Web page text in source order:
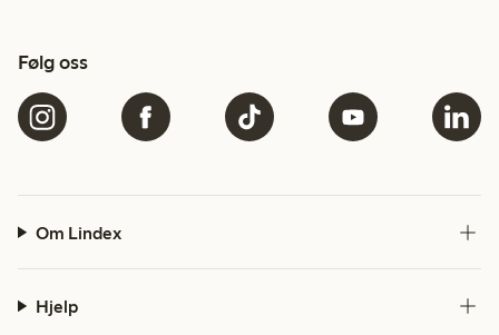
Følg oss
Om Lindex
Hjelp